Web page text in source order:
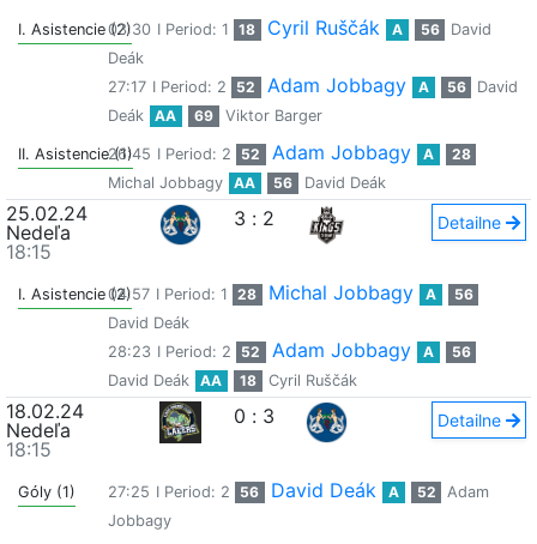
I. Asistencie (2)03:30 I Period: 1 18 Cyril Ruščák A 56
David
Deák
27:17 I Period: 2 52 Adam Jobbagy A 56
David
Deák
AA 69 Viktor Barger
II. Asistencie (1)
26:45 I Period: 2 52 Adam Jobbagy A
28
Michal Jobbagy
AA 56 David Deák
25.02.24
Nedeľa
18:15
3 : 2 Detailne
I. Asistencie (2)04:57 I Period: 1 28 Michal Jobbagy A
56
David Deák
28:23 I Period: 2 52 Adam Jobbagy A
56
David Deák
AA 18 Cyril Ruščák
18.02.24
Nedeľa
18:15
0 : 3 Detailne
Góly (1) 27:25 I Period: 2 56 David Deák A 52
Adam
Jobbagy